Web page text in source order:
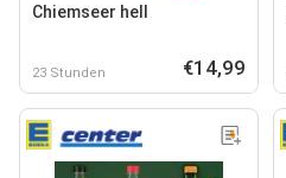
Chiemseer hell
23 Stunden €14,99